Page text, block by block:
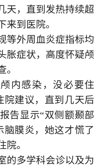
天，直到发热持续超
来到医院。
等外周血炎症指标均
胀症状，高度怀疑颅
内感染，没必要住
院建议，直到几天后
告显示“双侧额颞部
脑膜炎，她这才慌了
院。
的多学科会诊以及为